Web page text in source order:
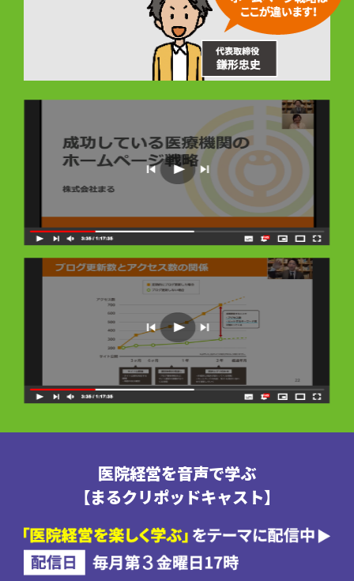
医院経営を音声で学ぶ
【まるクリポッドキャスト】